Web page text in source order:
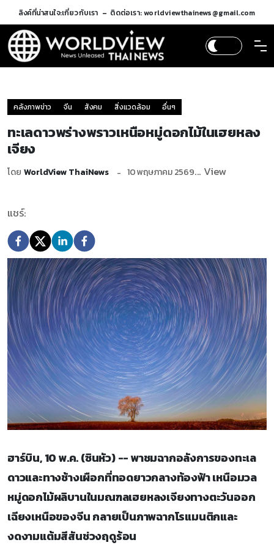
ลิงค์ที่น่าสนใจ:เกี่ยวกับเรา ติดต่อเรา: worldviewthainews@gmail.com
คลังภาพข่าว จีน สังคม สิ่งแวดล้อม อื่นๆ
ทะเลดาวพร่างพราวเหนือหมู่ดอกไม้ในเฮยหลง
เจียง
โดย WorldView ThaiNews 10 พฤษภาคม 2569... View
แชร์:
ฮาร์บิน, 10 พ.ค. (ซินหัว) -- พาชมฉากอลังการของทะเล
ดาวและทางช้างเผือกที่ทอดยาวกลางท้องฟ้า เหนือมวล
หมู่ดอกไม้ผลิบานในมณฑลเฮยหลงเจียงทางตะวันออก
เฉียงเหนือของจีน กลายเป็นภาพฉากโรแมนติกและ
งดงามแต้มสีสันช่วงฤดูร้อน